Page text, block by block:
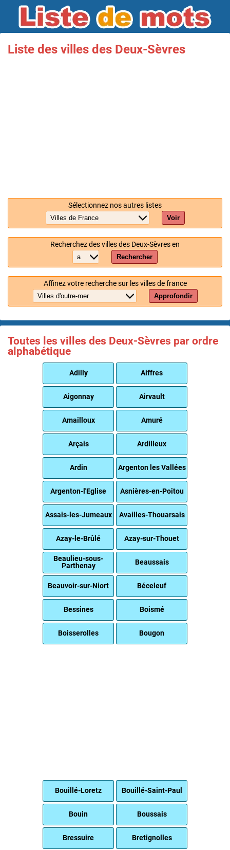
Liste des villes des Deux-Sèvres
Sélectionnez nos autres listes
Voir
Recherchez des villes des Deux-Sèvres en
Rechercher
Affinez votre recherche sur les villes de france
Approfondir
Toutes les villes des Deux-Sèvres par ordre
alphabétique
Adilly Aiffres
Aigonnay Airvault
Amailloux Amuré
Arçais Ardilleux
Ardin Argenton les Vallées
Argenton-l'Eglise Asnières-en-Poitou
Assais-les-Jumeaux Availles-Thouarsais
Azay-le-Brûlé Azay-sur-Thouet
Beaulieu-sous-
Parthenay
Beaussais
Beauvoir-sur-Niort Béceleuf
Bessines Boismé
Boisserolles Bougon
Bouillé-Loretz Bouillé-Saint-Paul
Bouin Boussais
Bressuire Bretignolles